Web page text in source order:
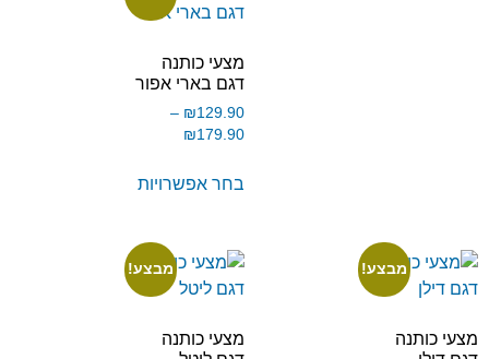
מצעי כותנה
דגם בארי אפור
₪129.90
–
₪179.90
בחר אפשרויות
מבצע!
מצעי כותנה
מבצע!
מצעי כותנה